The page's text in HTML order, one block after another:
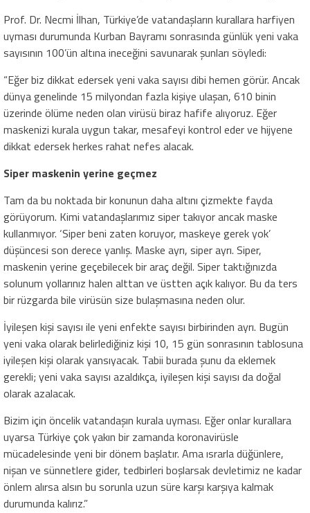
Prof. Dr. Necmi İlhan, Türkiye’de vatandaşların kurallara harfiyen
uyması durumunda Kurban Bayramı sonrasında günlük yeni vaka
sayısının 100’ün altına ineceğini savunarak şunları söyledi:
“Eğer biz dikkat edersek yeni vaka sayısı dibi hemen görür. Ancak
dünya genelinde 15 milyondan fazla kişiye ulaşan, 610 binin
üzerinde ölüme neden olan virüsü biraz hafife alıyoruz. Eğer
maskenizi kurala uygun takar, mesafeyi kontrol eder ve hijyene
dikkat edersek herkes rahat nefes alacak.
Siper maskenin yerine geçmez
Tam da bu noktada bir konunun daha altını çizmekte fayda
görüyorum. Kimi vatandaşlarımız siper takıyor ancak maske
kullanmıyor. ‘Siper beni zaten koruyor, maskeye gerek yok’
düşüncesi son derece yanlış. Maske ayrı, siper ayrı. Siper,
maskenin yerine geçebilecek bir araç değil. Siper taktığınızda
solunum yollarınız halen alttan ve üstten açık kalıyor. Bu da ters
bir rüzgarda bile virüsün size bulaşmasına neden olur.
İyileşen kişi sayısı ile yeni enfekte sayısı birbirinden ayrı. Bugün
yeni vaka olarak belirlediğiniz kişi 10, 15 gün sonrasının tablosuna
iyileşen kişi olarak yansıyacak. Tabii burada şunu da eklemek
gerekli; yeni vaka sayısı azaldıkça, iyileşen kişi sayısı da doğal
olarak azalacak.
Bizim için öncelik vatandaşın kurala uyması. Eğer onlar kurallara
uyarsa Türkiye çok yakın bir zamanda koronavirüsle
mücadelesinde yeni bir dönem başlatır. Ama ısrarla düğünlere,
nişan ve sünnetlere gider, tedbirleri boşlarsak devletimiz ne kadar
önlem alırsa alsın bu sorunla uzun süre karşı karşıya kalmak
durumunda kalırız.”